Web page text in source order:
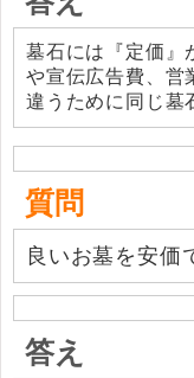
墓石には『定価』
や宣伝広告費、営
違うために同じ墓
質問
良いお墓を安価
答え